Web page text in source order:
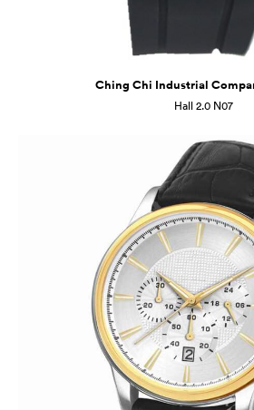
Ching Chi Industrial
Hall 2.0 N07